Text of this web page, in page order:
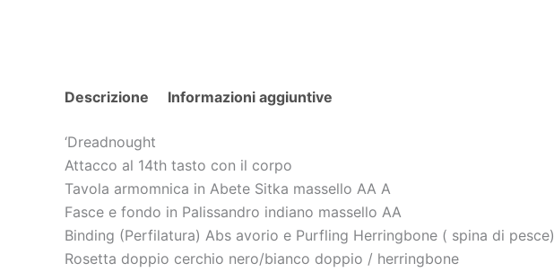
Descrizione Informazioni aggiuntive
‘Dreadnought
Attacco al 14th tasto con il corpo
Tavola armomnica in Abete Sitka massello AA A
Fasce e fondo in Palissandro indiano massello AA
Binding (Perfilatura) Abs avorio e Purfling Herringbone ( spina di pesce)
Rosetta doppio cerchio nero/bianco doppio / herringbone